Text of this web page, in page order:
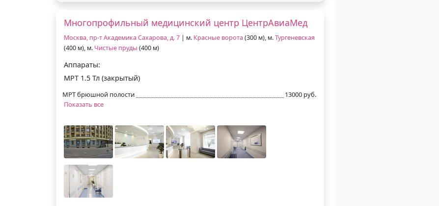
Многопрофильный медицинский центр ЦентрАвиаМед
Москва, пр-т Академика Сахарова, д. 7 | м. Красные ворота (300 м), м.Тургеневская
(400 м), м. Чистые пруды (400 м)
Аппараты:
МРТ 1.5 Тл (закрытый)
МРТ брюшной полости
13000 руб.
Показать все